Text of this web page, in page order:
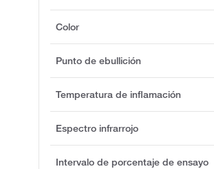
Color
Punto de ebullición
Temperatura de inflamación
Espectro infrarrojo
Intervalo de porcentaje de ensayo